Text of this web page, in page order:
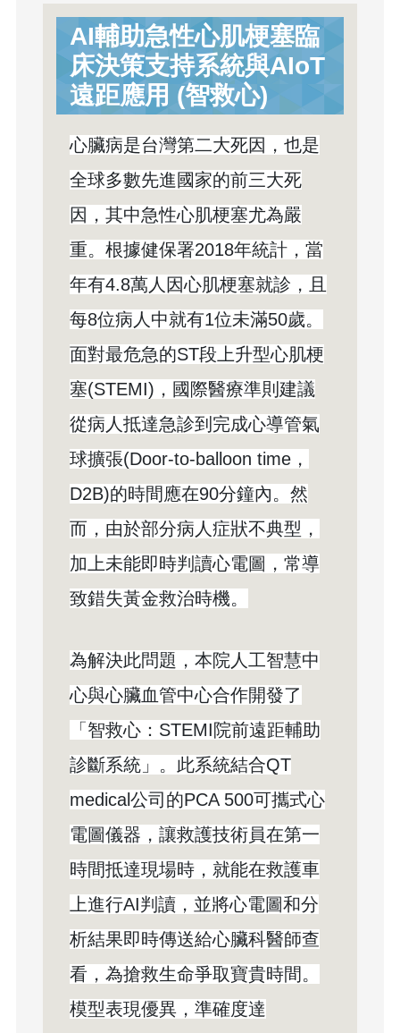
AI輔助急性心肌梗塞臨
床決策支持系統與AIoT
遠距應用 (智救心)
心臟病是台灣第二大死因，也是
全球多數先進國家的前三大死
因，其中急性心肌梗塞尤為嚴
重。根據健保署2018年統計，當
年有4.8萬人因心肌梗塞就診，且
每8位病人中就有1位未滿50歲。
面對最危急的ST段上升型心肌梗
塞(STEMI)，國際醫療準則建議
從病人抵達急診到完成心導管氣
球擴張(Door-to-balloon time，
D2B)的時間應在90分鐘內。然
而，由於部分病人症狀不典型，
加上未能即時判讀心電圖，常導
致錯失黃金救治時機。
為解決此問題，本院人工智慧中
心與心臟血管中心合作開發了
「智救心：STEMI院前遠距輔助
診斷系統」。此系統結合QT
medical公司的PCA 500可攜式心
電圖儀器，讓救護技術員在第一
時間抵達現場時，就能在救護車
上進行AI判讀，並將心電圖和分
析結果即時傳送給心臟科醫師查
看，為搶救生命爭取寶貴時間。
模型表現優異，準確度達